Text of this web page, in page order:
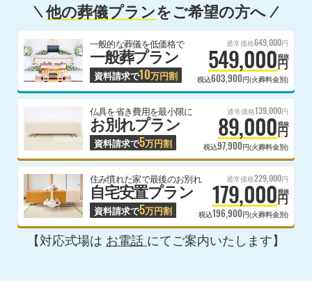
他の葬儀プランをご希望の方へ
一般的な葬儀を低価格で
一般葬プラン
資料請求で10万円割
通常価格649,000円
549,000円
税抜
税込603,900円(火葬料金別)
仏具を省き費用を最小限に
お別れプラン
資料請求で5万円割
通常価格139,000円
89,000円
税抜
税込97,900円(火葬料金別)
住み慣れた家で最後のお別れ
自宅安置プラン
資料請求で5万円割
通常価格229,000円
179,000円
税抜
税込196,900円(火葬料金別)
【対応式場は お電話 にてご案内いたします】